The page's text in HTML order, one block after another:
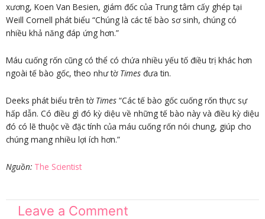
xương, Koen Van Besien, giám đốc của Trung tâm cấy ghép tại
Weill Cornell phát biểu “Chúng là các tế bào sơ sinh, chúng có
nhiều khả năng đáp ứng hơn.”
Máu cuống rốn cũng có thể có chứa nhiều yếu tố điều trị khác hơn
ngoài tế bào gốc, theo như tờ Times đưa tin.
Deeks phát biểu trên tờ Times “Các tế bào gốc cuống rốn thực sự
hấp dẫn. Có điều gì đó kỳ diệu về những tế bào này và điều kỳ diệu
đó có lẽ thuộc về đặc tính của máu cuống rốn nói chung, giúp cho
chúng mang nhiều lợi ích hơn.”
Nguồn: The Scientist
Leave a Comment